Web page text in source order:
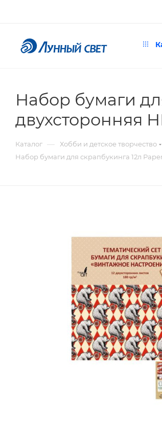
Набор бумаги
двухсторонняя
Каталог — Хобби и детское творчество
Набор бумаги для скрапбукинга 12л